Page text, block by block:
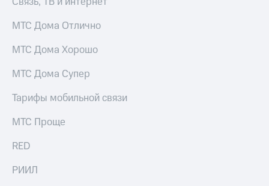
МТС Дома Отлично
МТС Дома Хорошо
МТС Дома Супер
Тарифы мобильной связи
МТС Проще
RED
РИИЛ